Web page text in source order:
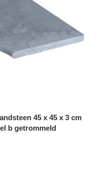
45 x 45 x 3 cm
b getrommeld